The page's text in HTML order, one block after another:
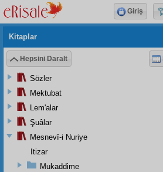
Kitaplar
Hepsini Daralt
Sözler
Mektubat
Lem'alar
Şuâlar
Mesnevî-i Nuriye
Itizar
Mukaddime
Giriş